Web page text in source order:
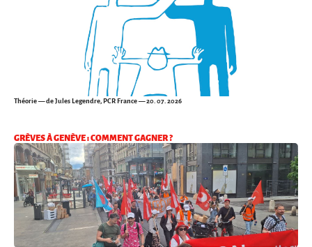
Théorie— de Jules Legendre, PCR France — 20. 07. 2026
GRÈVES À GENÈVE : COMMENT GAGNER ?